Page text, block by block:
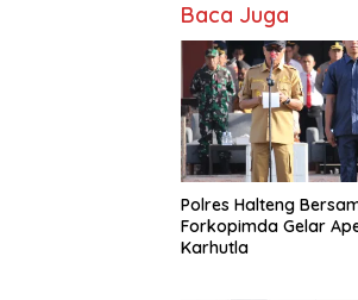
Baca Juga
Polres Halteng
Forkopimda Gelar
Karhutla